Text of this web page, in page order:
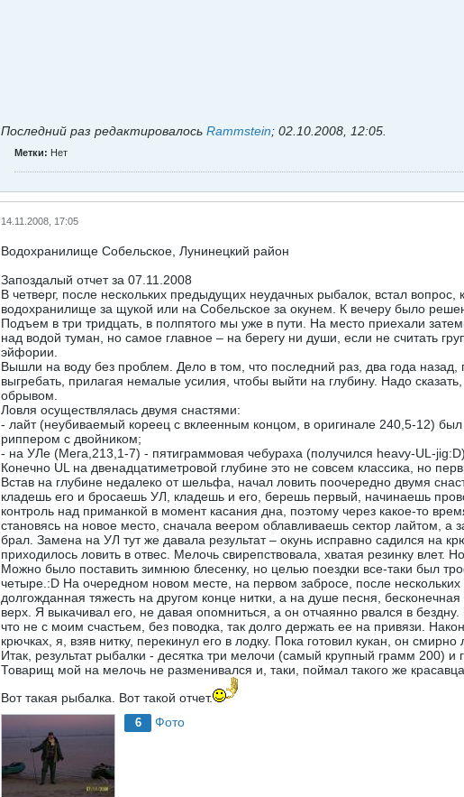
Последний раз редактировалось Rammstein; 02.10.2008, 12:05
Метки: Нет
14.11.2008, 17:05
Водохранилище Собельское, Лунинецкий район
Запоздалый отчет за 07.11.2008
В четверг, после нескольких предыдущих неудачных рыбалок, встал
водохранилище за щукой или на Собельское за окунем. К вечеру было
Подъем в три тридцать, в полпятого мы уже в пути. На место приехали
над водой туман, но самое главное – на берегу ни души, если не считать
эйфории.
Вышли на воду без проблем. Дело в том, что последний раз, два года
выгребать, прилагая немалые усилия, чтобы выйти на глубину. Надо
обрывом.
Ловля осуществлялась двумя снастями:
- лайт (неубиваемый кореец с вклеенным концом, в оригинале 240,5-12)
риппером с двойником;
- на УЛе (Мега,213,1-7) - пятиграммовая чебураха (получился heavy-UL-
Конечно UL на двенадцатиметровой глубине это не совсем классика, но
Встав на глубине недалеко от шельфа, начал ловить поочередно двумя
кладешь его и бросаешь УЛ, кладешь и его, берешь первый, начинаешь
контроль над приманкой в момент касания дна, поэтому через какое-то
становясь на новое место, сначала веером облавливаешь сектор лайтом,
брал. Замена на УЛ тут же давала результат – окунь исправно садился на
приходилось ловить в отвес. Мелочь свирепствовала, хватая резинку влет.
Можно было поставить зимнюю блесенку, но целью поездки все-таки был
четыре.:D На очередном новом месте, на первом забросе, после
долгожданная тяжесть на другом конце нитки, а на душе песня,
верх. Я выкачивал его, не давая опомниться, а он отчаянно рвался в
что не с моим счастьем, без поводка, так долго держать ее на привязи.
крючках, я, взяв нитку, перекинул его в лодку. Пока готовил кукан, он
Итак, результат рыбалки - десятка три мелочи (самый крупный грамм 200) и
Товарищ мой на мелочь не разменивался и, таки, поймал такого же
Вот такая рыбалка. Вот такой отчет.
6 Фото